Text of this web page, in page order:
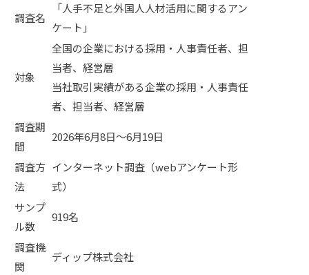
調査名
「人手不足と外国人人材活用に関するアン
ケート」
対象
全国の企業における採用・人事責任者、担
当者、経営層
当社取引実績がある企業の採用・人事責任
者、担当者、経営層
調査期
間
2026年6月8日～6月19日
調査方
法
インターネット調査（webアンケート形
式）
サンプ
ル数
919名
調査機
関
ディップ株式会社